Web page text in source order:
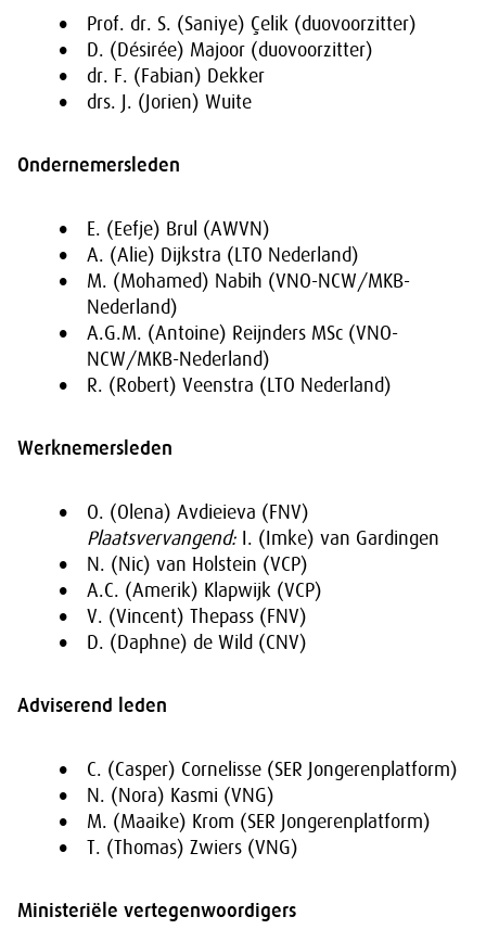
Prof. dr. S. (Saniye) Çelik (duovoorzitter)
D. (Désirée) Majoor (duovoorzitter)
dr. F. (Fabian) Dekker
drs. J. (Jorien) Wuite
Ondernemersleden
E. (Eefje) Brul (AWVN)
A. (Alie) Dijkstra (LTO Nederland)
M. (Mohamed) Nabih (VNO-NCW/MKB-
Nederland)
A.G.M. (Antoine) Reijnders MSc (VNO-
NCW/MKB-Nederland)
R. (Robert) Veenstra (LTO Nederland)
Werknemersleden
O. (Olena) Avdieieva (FNV)
Plaatsvervangend: I. (Imke) van Gardingen
N. (Nic) van Holstein (VCP)
A.C. (Amerik) Klapwijk (VCP)
V. (Vincent) Thepass (FNV)
D. (Daphne) de Wild (CNV)
Adviserend leden
C. (Casper) Cornelisse (SER Jongerenplatform)
N. (Nora) Kasmi (VNG)
M. (Maaike) Krom (SER Jongerenplatform)
T. (Thomas) Zwiers (VNG)
Ministeriële vertegenwoordigers